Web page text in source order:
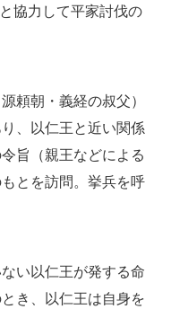
協力して平家討伐の
頼朝・義経の叔父）
、以仁王と近い関係
旨（親王などによる
とを訪問。挙兵を呼
い以仁王が発する命
き、以仁王は自身を